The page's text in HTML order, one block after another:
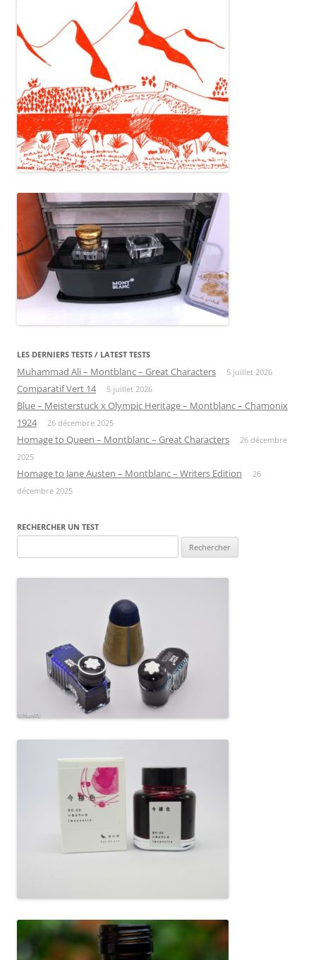
LES DERNIERS TESTS / LATEST TESTS
Muhammad Ali – Montblanc – Great Characters 5 juillet 2026
Comparatif Vert 14 5 juillet 2026
Blue – Meisterstuck x Olympic Heritage – Montblanc – Chamonix
1924
26 décembre 2025
Homage to Queen – Montblanc – Great Characters
26 décembre
2025
Homage to Jane Austen – Montblanc – Writers Edition
26
décembre 2025
RECHERCHER UN TEST